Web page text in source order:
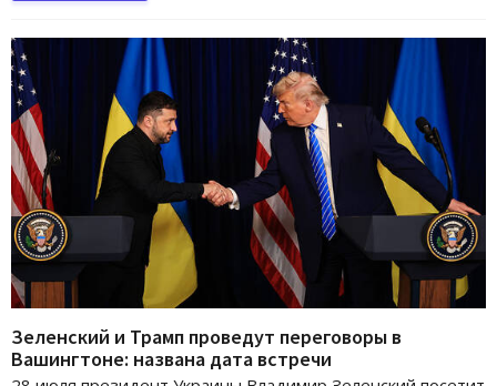
Зеленский и Трамп проведут переговоры в
Вашингтоне: названа дата встречи